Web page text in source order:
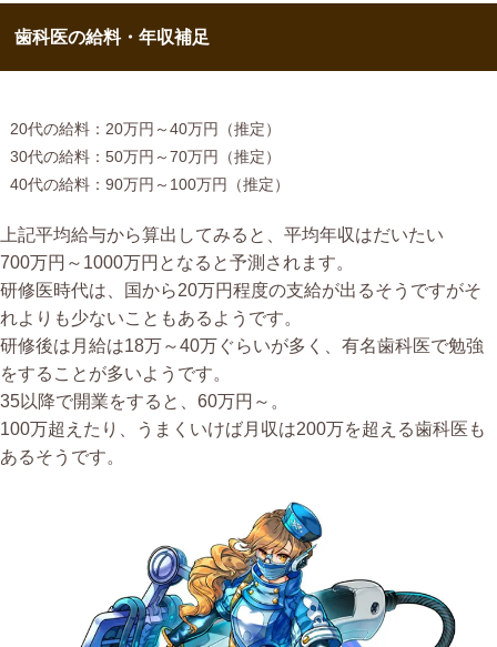
歯科医の給料・年収補足
20代の給料：20万円～40万円（推定）
30代の給料：50万円～70万円（推定）
40代の給料：90万円～100万円（推定）
上記平均給与から算出してみると、平均年収はだいたい
700万円～1000万円となると予測されます。
研修医時代は、国から20万円程度の支給が出るそうですがそ
れよりも少ないこともあるようです。
研修後は月給は18万～40万ぐらいが多く、有名歯科医で勉強
をすることが多いようです。
35以降で開業をすると、60万円～。
100万超えたり、うまくいけば月収は200万を超える歯科医も
あるそうです。